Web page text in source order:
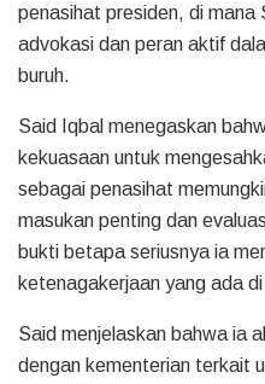
penasihat presiden, di mana
advokasi dan peran aktif
buruh.
Said Iqbal menegaskan
kekuasaan untuk
sebagai penasihat
masukan penting dan
bukti betapa seriusnya ia
ketenagakerjaan yang ada
Said menjelaskan bahwa ia
dengan kementerian terkait